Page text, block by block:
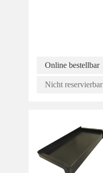
Online bestellbar
Nicht reservierbar